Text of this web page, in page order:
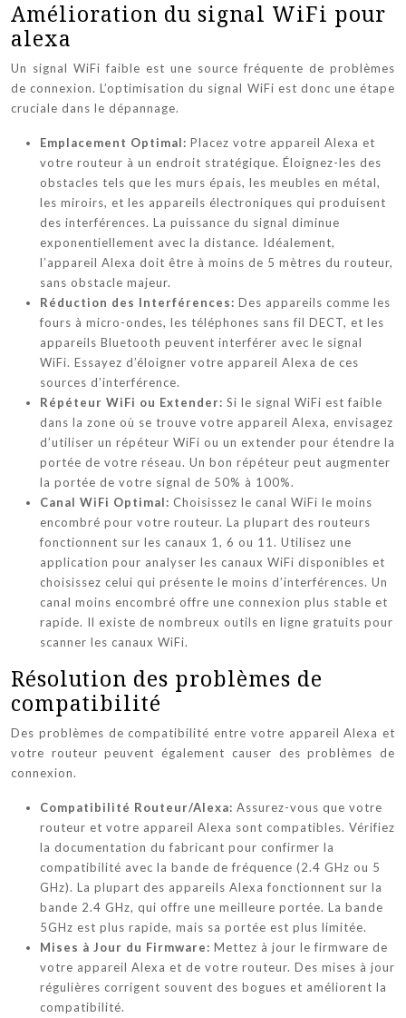
Amélioration du signal WiFi pour
alexa
Un signal WiFi faible est une source fréquente de problèmes
de connexion. L’optimisation du signal WiFi est donc une étape
cruciale dans le dépannage.
Emplacement Optimal: Placez votre appareil Alexa et
votre routeur à un endroit stratégique. Éloignez-les des
obstacles tels que les murs épais, les meubles en métal,
les miroirs, et les appareils électroniques qui produisent
des interférences. La puissance du signal diminue
exponentiellement avec la distance. Idéalement,
l’appareil Alexa doit être à moins de 5 mètres du routeur,
sans obstacle majeur.
Réduction des Interférences: Des appareils comme les
fours à micro-ondes, les téléphones sans fil DECT, et les
appareils Bluetooth peuvent interférer avec le signal
WiFi. Essayez d’éloigner votre appareil Alexa de ces
sources d’interférence.
Répéteur WiFi ou Extender: Si le signal WiFi est faible
dans la zone où se trouve votre appareil Alexa, envisagez
d’utiliser un répéteur WiFi ou un extender pour étendre la
portée de votre réseau. Un bon répéteur peut augmenter
la portée de votre signal de 50% à 100%.
Canal WiFi Optimal: Choisissez le canal WiFi le moins
encombré pour votre routeur. La plupart des routeurs
fonctionnent sur les canaux 1, 6 ou 11. Utilisez une
application pour analyser les canaux WiFi disponibles et
choisissez celui qui présente le moins d’interférences. Un
canal moins encombré offre une connexion plus stable et
rapide. Il existe de nombreux outils en ligne gratuits pour
scanner les canaux WiFi.
Résolution des problèmes de
compatibilité
Des problèmes de compatibilité entre votre appareil Alexa et
votre routeur peuvent également causer des problèmes de
connexion.
Compatibilité Routeur/Alexa: Assurez-vous que votre
routeur et votre appareil Alexa sont compatibles. Vérifiez
la documentation du fabricant pour confirmer la
compatibilité avec la bande de fréquence (2.4 GHz ou 5
GHz). La plupart des appareils Alexa fonctionnent sur la
bande 2.4 GHz, qui offre une meilleure portée. La bande
5GHz est plus rapide, mais sa portée est plus limitée.
Mises à Jour du Firmware: Mettez à jour le firmware de
votre appareil Alexa et de votre routeur. Des mises à jour
régulières corrigent souvent des bogues et améliorent la
compatibilité.